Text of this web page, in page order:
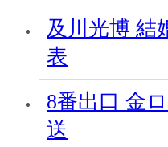
及川光博 結
表
8番出口 金
送